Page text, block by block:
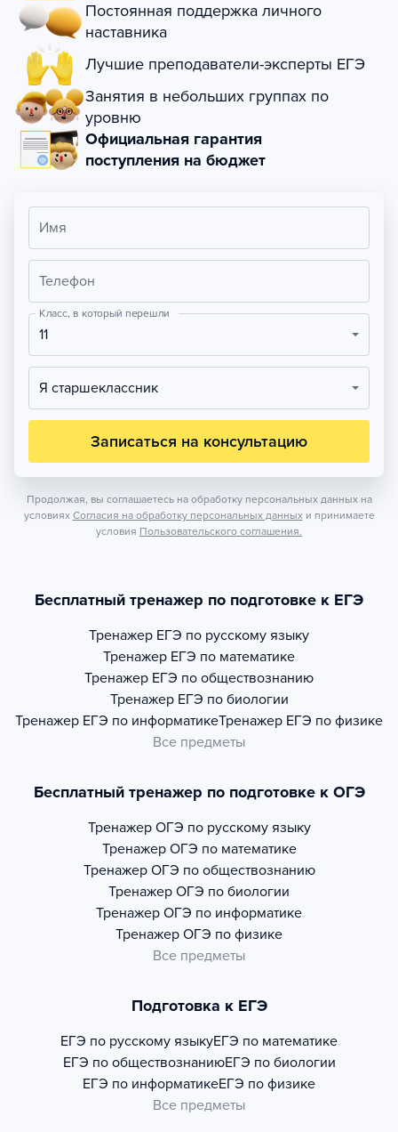
Постоянная поддержка личного
наставника
Лучшие преподаватели-эксперты ЕГЭ
Занятия в небольших группах по
уровню
Официальная гарантия
поступления на бюджет
Имя
Телефон
Класс, в который перешли
11
Я старшеклассник
Записаться на консультацию
Продолжая, вы соглашаетесь на обработку персональных данных на
условиях Согласия на обработку персональных данных и принимаете
условия Пользовательского соглашения.
Бесплатный тренажер по подготовке к ЕГЭ
Тренажер ЕГЭ по русскому языку
Тренажер ЕГЭ по математике
Тренажер ЕГЭ по обществознанию
Тренажер ЕГЭ по биологии
Тренажер ЕГЭ по информатикеТренажер ЕГЭ по физике
Все предметы
Бесплатный тренажер по подготовке к ОГЭ
Тренажер ОГЭ по русскому языку
Тренажер ОГЭ по математике
Тренажер ОГЭ по обществознанию
Тренажер ОГЭ по биологии
Тренажер ОГЭ по информатике
Тренажер ОГЭ по физике
Все предметы
Подготовка к ЕГЭ
ЕГЭ по русскому языкуЕГЭ по математике
ЕГЭ по обществознаниюЕГЭ по биологии
ЕГЭ по информатикеЕГЭ по физике
Все предметы